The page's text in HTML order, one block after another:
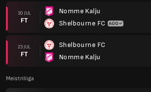
30 JUL
FT
Nomme Kalju
Shelbourne FC
23 JUL
FT
Shelbourne FC
Nomme Kalju
Meistriliiga